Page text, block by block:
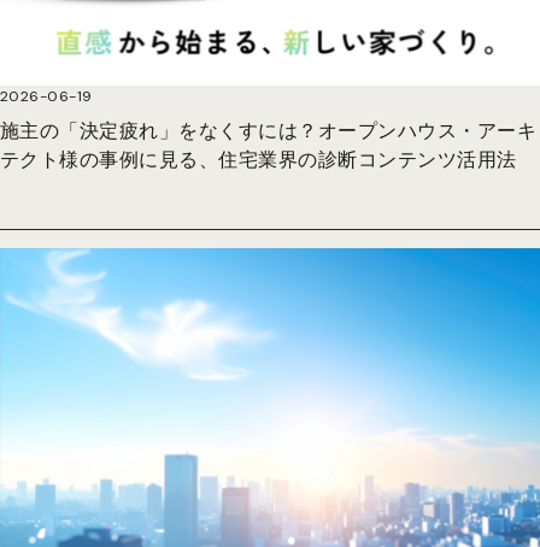
2026-06-19
施主の「決定疲れ」をなくすには？オープンハウス・アーキ
テクト様の事例に見る、住宅業界の診断コンテンツ活用法